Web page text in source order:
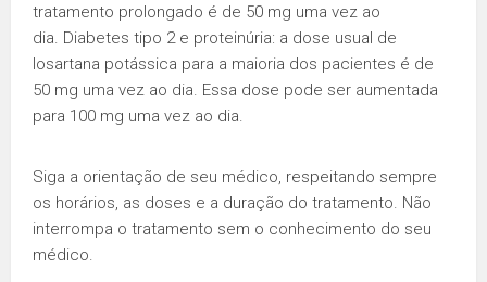
tratamento prolongado é de 50 mg uma vez ao
dia. Diabetes tipo 2 e proteinúria: a dose usual de
losartana potássica para a maioria dos pacientes é de
50 mg uma vez ao dia. Essa dose pode ser aumentada
para 100 mg uma vez ao dia.
Siga a orientação de seu médico, respeitando sempre
os horários, as doses e a duração do tratamento. Não
interrompa o tratamento sem o conhecimento do seu
médico.